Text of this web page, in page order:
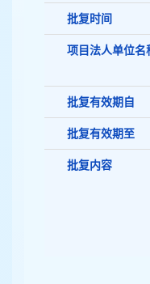
批复时间
项目法人单位名
批复有效期自
批复有效期至
批复内容